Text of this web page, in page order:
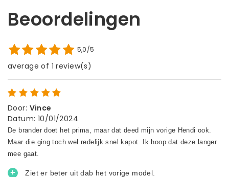
Beoordelingen
5,0/5
average of 1 review(s)
Door: Vince
Datum: 10/01/2024